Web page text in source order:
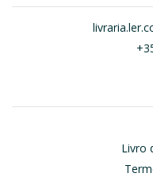
Livro